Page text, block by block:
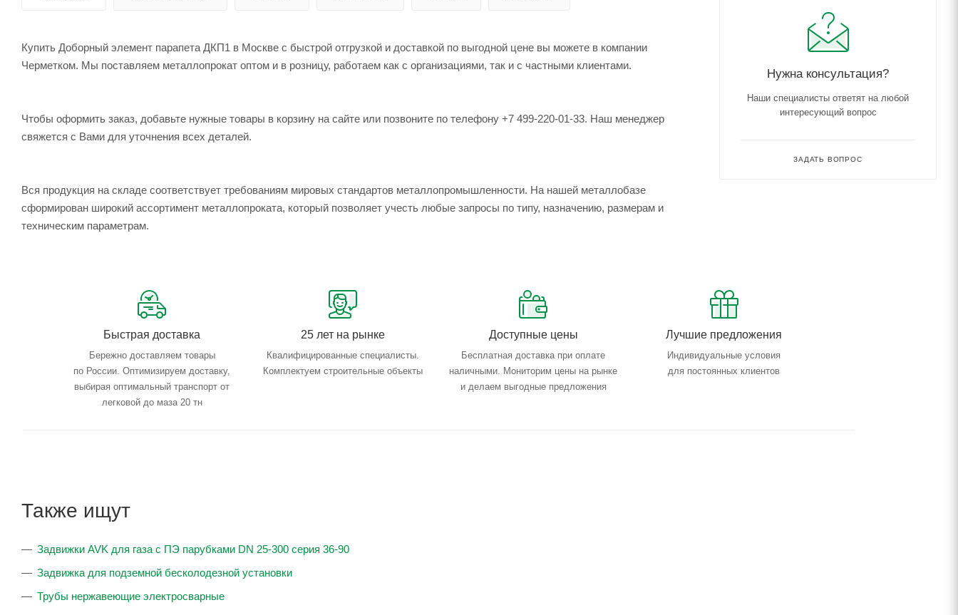
Купить Доборный элемент парапета ДКП1 в Москве с быстрой отгрузкой и доставкой по выгодной цене вы можете в компании
Черметком. Мы поставляем металлопрокат оптом и в розницу, работаем как с организациями, так и с частными клиентами.
Чтобы оформить заказ, добавьте нужные товары в корзину на сайте или позвоните по телефону +7 499-220-01-33. Наш менеджер
свяжется с Вами для уточнения всех деталей.
Вся продукция на складе соответствует требованиям мировых стандартов металлопромышленности. На нашей металлобазе
сформирован широкий ассортимент металлопроката, который позволяет учесть любые запросы по типу, назначению, размерам и
техническим параметрам.
Быстрая доставка
Бережно доставляем товары
по России. Оптимизируем доставку,
выбирая оптимальный транспорт от
легковой до маза 20 тн
25 лет на рынке
Квалифицированные специалисты.
Комплектуем строительные объекты
Доступные цены
Бесплатная доставка при оплате
наличными. Мониторим цены на рынке
и делаем выгодные предложения
Лучшие предложения
Индивидуальные условия
для постоянных клиентов
Также ищут
Задвижки AVK для газа с ПЭ парубками DN 25-300 серия 36-90
Задвижка для подземной бесколодезной установки
Трубы нержавеющие электросварные
Нужна консультация?
Наши специалисты ответят на любой
интересующий вопрос
ЗАДАТЬ ВОПРОС